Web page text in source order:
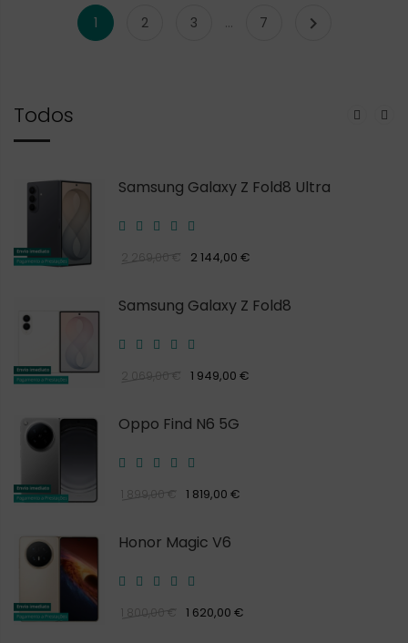
1 2 3 … 7 
Todos
Samsung Galaxy Z Fold8 Ultra
2 269,00 € 2 144,00 €
Samsung Galaxy Z Fold8
2 069,00 € 1 949,00 €
Oppo Find N6 5G
1 899,00 € 1 819,00 €
Honor Magic V6
1 800,00 € 1 620,00 €